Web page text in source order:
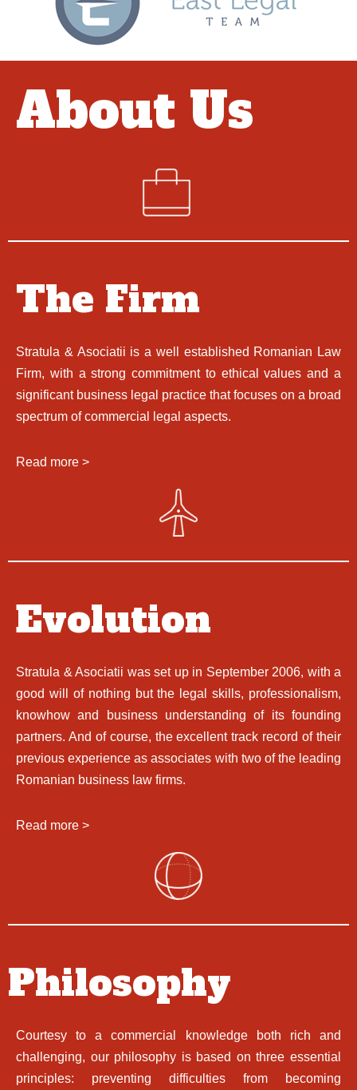
About Us
The Firm
Stratula & Asociatii is a well established Romanian Law
Firm, with a strong commitment to ethical values and a
significant business legal practice that focuses on a broad
spectrum of commercial legal aspects.
Read more >
Evolution
Stratula & Asociatii was set up in September 2006, with a
good will of nothing but the legal skills, professionalism,
knowhow and business understanding of its founding
partners. And of course, the excellent track record of their
previous experience as associates with two of the leading
Romanian business law firms.
Read more >
Philosophy
Courtesy to a commercial knowledge both rich and
challenging, our philosophy is based on three essential
principles: preventing difficulties from becoming